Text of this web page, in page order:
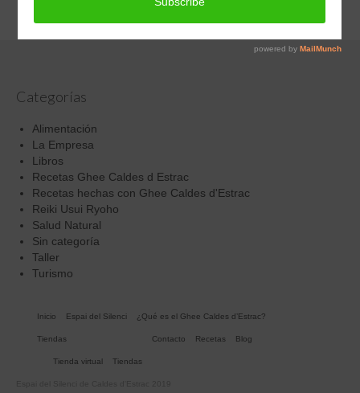
Categorías
Alimentación
La Empresa
Libros
Recetas Ghee Caldes d Estrac
Recetas hechas con Ghee Caldes d'Estrac
Reiki Usui Ryoho
Salud Natural
Sin categoría
Taller
Turismo
Inicio Espai del Silenci ¿Qué es el Ghee Caldes d’Estrac?
Tiendas
Tienda virtual Tiendas
Contacto Recetas Blog